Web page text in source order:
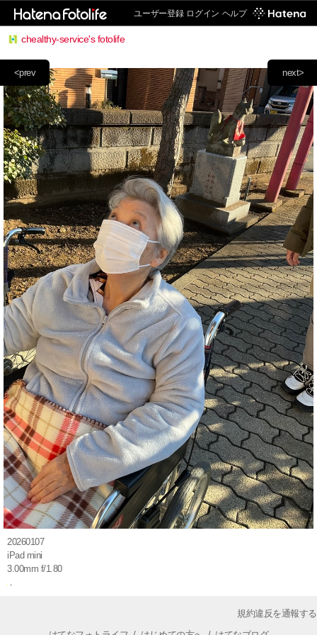
ユーザー登録 ログイン ヘルプ
chealthy-service's fotolife
next>
<prev
20260107
iPad mini
3.00mm f/1.80
規約違反を通報する